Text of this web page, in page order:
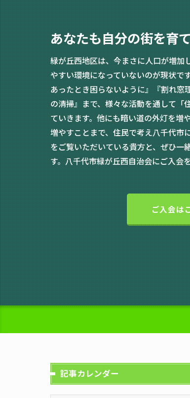
あなたも自分の街を育
緑が丘西地区は、今まさに人口が増加
やすい環境になっていないのが現状で
あったとき困らないように』『割れ窓
の清掃』まで、様々な活動を通して「
ていきます。他にも暗い道の外灯を増
増やすことまで、住民で考え八千代市
をご覧いただいている貴方と、ぜひ一
す。八千代市緑が丘西自治会にご入会
ご入会は
記事カレンダー